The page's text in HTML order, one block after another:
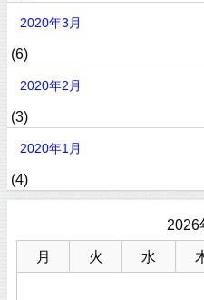
2020年3月
(6)
2020年2月
(3)
2020年1月
(4)
2026
月 火 水